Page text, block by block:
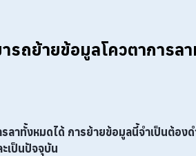
รถย้ายข้อมูลโควตาการล
ลาทั้งหมดได้ การย้ายข้อมูลนี้จำเป็นต้อง
เป็นปัจจุบัน